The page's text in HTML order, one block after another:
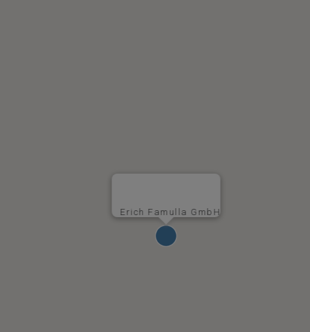
Erich Famulla GmbH